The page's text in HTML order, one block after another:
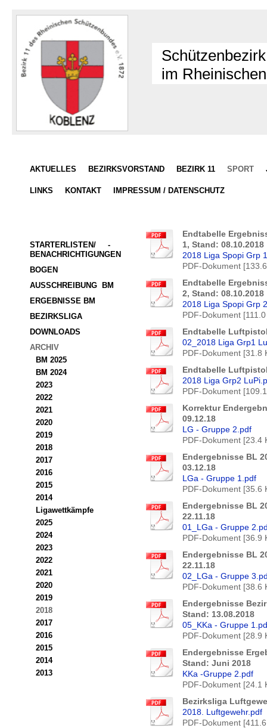
im
AKTUELLES BEZIRKSVORSTAND BEZIRK 11 SPORT
LINKS KONTAKT IMPRESSUM / DATENSCHUTZ
STARTERLISTEN/     -
BENACHRICHTIGUNGEN
BOGEN
AUSSCHREIBUNG  BM
ERGEBNISSE BM
BEZIRKSLIGA
DOWNLOADS
ARCHIV
BM 2025
BM 2024
2023
2022
2021
2020
2019
2018
2017
2016
2015
2014
Ligawettkämpfe
2025
2024
2023
2022
2021
2020
2019
2018
2017
2016
2015
2014
2013
Endtabelle
1, Stand: 08.10.2018
2018 Liga Spopi Grp
PDF-Dokument
Endtabelle
2, Stand: 08.10.2018
2018 Liga Spopi Grp
PDF-Dokument
Endtabelle
02_2018 Liga Grp1
PDF-Dokument [31.8
Endtabelle
2018 Liga Grp2
PDF-Dokument
Korrektur
09.12.18
LG - Gruppe 2.pdf
PDF-Dokument [23.4
Endergebnisse BL
03.12.18
LGa - Gruppe 1.pdf
PDF-Dokument [35.6
Endergebnisse BL
22.11.18
01_LGa - Gruppe
PDF-Dokument [36.9
Endergebnisse BL
22.11.18
02_LGa - Gruppe
PDF-Dokument [38.6
Endergebnisse
Stand: 13.08.2018
05_KKa - Gruppe
PDF-Dokument [28.9
Endergebnisse
Stand: Juni 2018
KKa -Gruppe 2.pdf
PDF-Dokument [24.1
Bezirksliga
2018. Luftgewehr.pdf
PDF-Dokument